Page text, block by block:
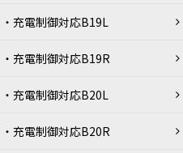
・充電制御対応B19L
・充電制御対応B19R
・充電制御対応B20L
・充電制御対応B20R